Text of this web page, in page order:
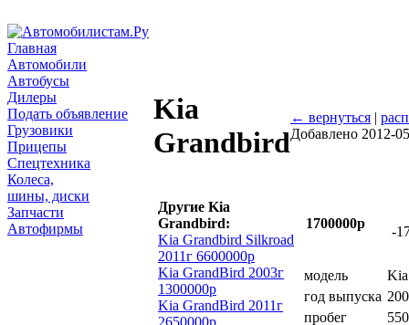
Главная
Автомобили
Автобусы
Дилеры
Подать объявление
Грузовики
Прицепы
Спецтехника
Колеса,
шины, диски
Запчасти
Автофирмы
Kia
Grandbird
← вернуться |
Добавлено 2012-
Другие Kia
Grandbird:
Kia Grandbird Silkroad
2011г 6600000р
Kia GrandBird 2003г
1300000р
Kia GrandBird 2011г
2650000р
1700000р
-
модель
год выпуска
пробег